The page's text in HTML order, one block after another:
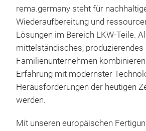
rema.germany steht für
Wiederaufbereitung und
Lösungen im Bereich LKW-Teile.
mittelständisches, produzierendes
Familienunternehmen
Erfahrung mit modernster
Herausforderungen der heutigen
werden.
Mit unseren europäischen